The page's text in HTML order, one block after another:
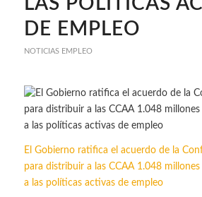
DE EMPLEO
NOTICIAS EMPLEO
El Gobierno ratifica el acuerdo de la
para distribuir a las CCAA 1.048
a las políticas activas de empleo